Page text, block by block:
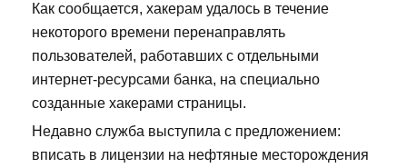
Как сообщается, хакерам удалось в течение
некоторого времени перенаправлять
пользователей, работавших с отдельными
интернет-ресурсами банка, на специально
созданные хакерами страницы.
Недавно служба выступила с предложением:
вписать в лицензии на нефтяные месторождения